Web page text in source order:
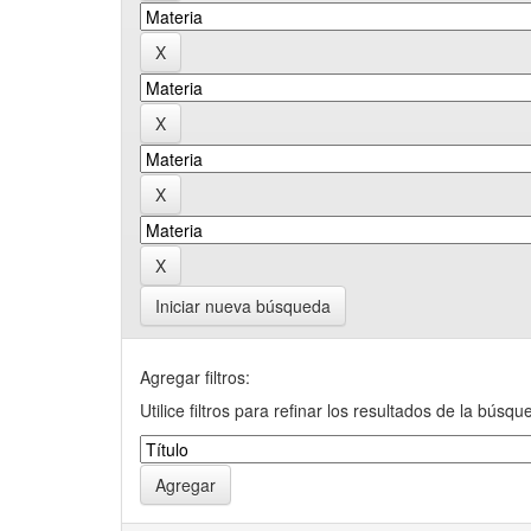
Iniciar nueva búsqueda
Agregar filtros:
Utilice filtros para refinar los resultados de la